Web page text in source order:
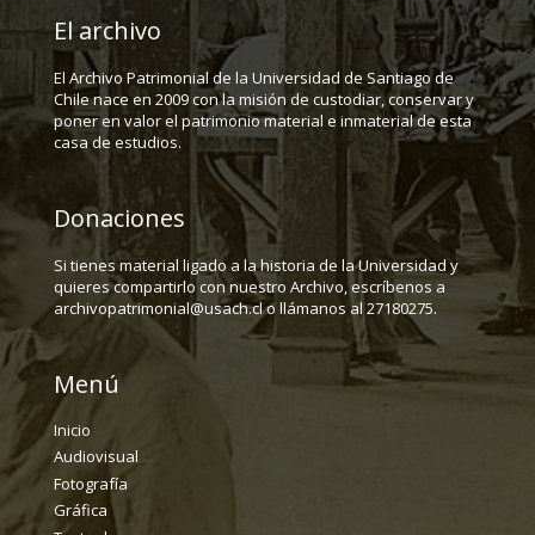
El archivo
El Archivo Patrimonial de la Universidad de Santiago de
Chile nace en 2009 con la misión de custodiar, conservar y
poner en valor el patrimonio material e inmaterial de esta
casa de estudios.
Donaciones
Si tienes material ligado a la historia de la Universidad y
quieres compartirlo con nuestro Archivo, escríbenos a
archivopatrimonial@usach.cl o llámanos al 27180275.
Menú
Inicio
Audiovisual
Fotografía
Gráfica